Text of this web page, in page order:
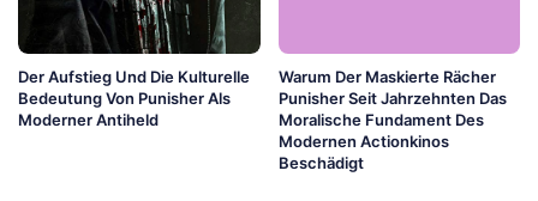
Der Aufstieg Und Die Kulturelle
Bedeutung Von Punisher Als
Moderner Antiheld
Warum Der Maskierte Rächer
Punisher Seit Jahrzehnten Das
Moralische Fundament Des
Modernen Actionkinos
Beschädigt